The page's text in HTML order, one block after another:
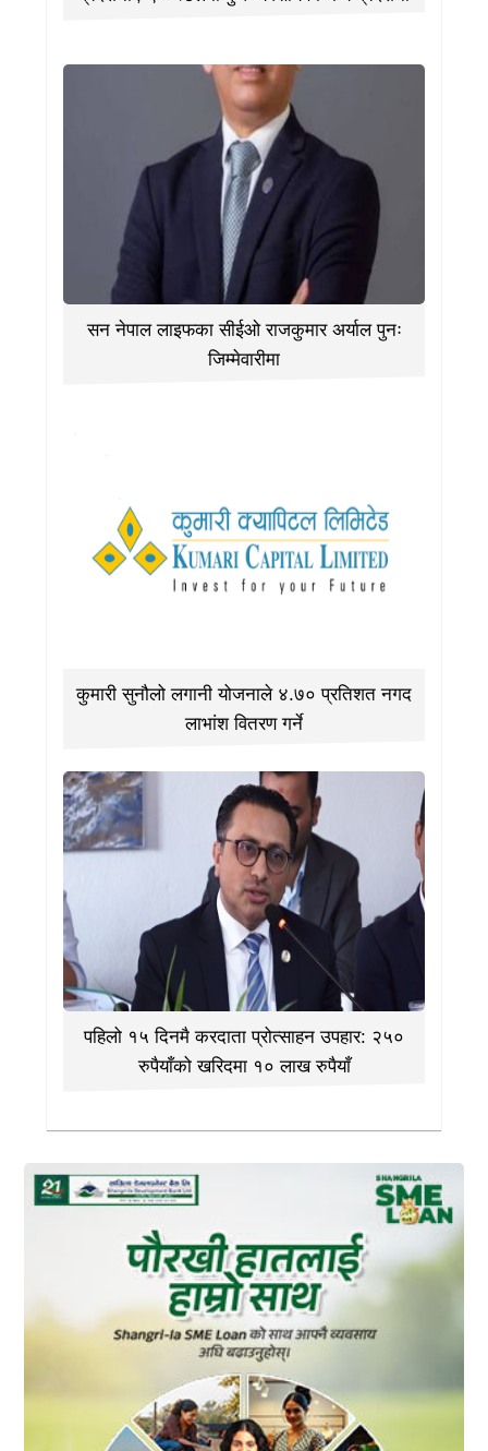
सन नेपाल लाइफका सीईओ राजकुमार अर्याल पुनः
जिम्मेवारीमा
कुमारी सुनौलो लगानी योजनाले ४.७० प्रतिशत नगद
लाभांश वितरण गर्ने
पहिलो १५ दिनमै करदाता प्रोत्साहन उपहार: २५०
रुपैयाँको खरिदमा १० लाख रुपैयाँ